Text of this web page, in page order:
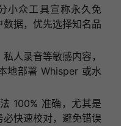
小众工具宣称永久免
据，优先选择知名品
人录音等敏感内容，
地部署 Whisper 或水
100% 准确，尤其是
快速校对，避免错误